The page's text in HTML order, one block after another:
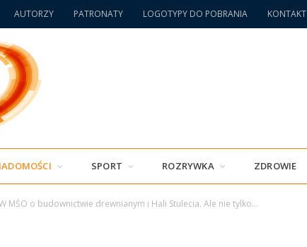
AUTORZY PATRONATY LOGOTYPY DO POBRANIA KONTAKT
SPORT ROZRYWKA ZDROWIE
MŚO o budownictwie drewnianym i Hali Stulecia. Ale nie tylko…